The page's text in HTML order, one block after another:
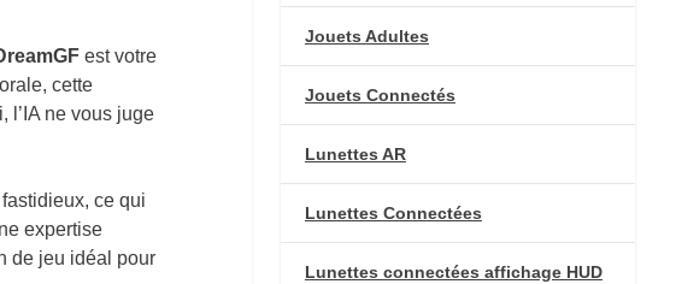
est votre
cette
l’IA ne vous juge
ce qui
expertise
de jeu idéal pour
Jouets Adultes
Jouets Connectés
Lunettes AR
Lunettes Connectées
Lunettes connectées affichage HUD